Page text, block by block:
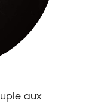
aux